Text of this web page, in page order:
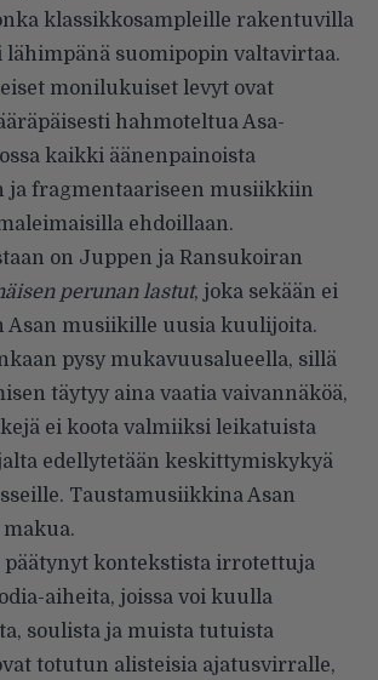
klassikkosampleille rakentuvilla
lähimpänä suomipopin valtavirtaa.
monilukuiset levyt ovat
hahmoteltua Asa-
kaikki äänenpainoista
ja fragmentaariseen musiikkiin
ehdoillaan.
on Juppen ja Ransukoiran
perunan lastut, joka sekään ei
Asan musiikille uusia kuulijoita.
pysy mukavuusalueella, sillä
täytyy aina vaatia vaivannäköä,
ei koota valmiiksi leikatuista
edellytetään keskitty­miskykyä
Taustamusiikkina Asan
makua.
päätynyt kon­tekstista irrotettuja
aiheita, joissa voi kuulla
soulista ja muista tutuista
totutun alisteisia ajatusvirralle,